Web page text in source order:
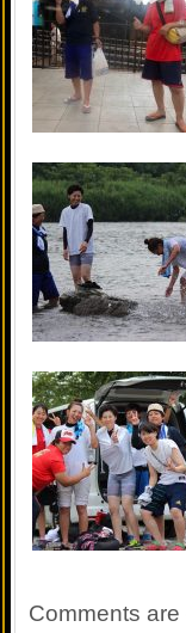
Comments are